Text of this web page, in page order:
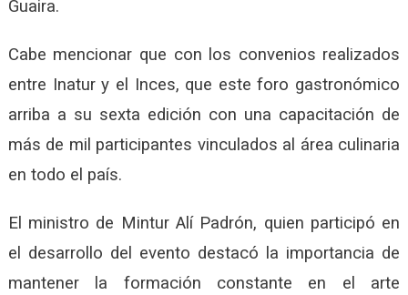
Guaira.
Cabe mencionar que con los convenios realizados
entre Inatur y el Inces, que este foro gastronómico
arriba a su sexta edición con una capacitación de
más de mil participantes vinculados al área culinaria
en todo el país.
El ministro de Mintur Alí Padrón, quien participó en
el desarrollo del evento destacó la importancia de
mantener la formación constante en el arte